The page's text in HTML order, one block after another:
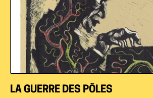
LA GUERRE DES PÔLES